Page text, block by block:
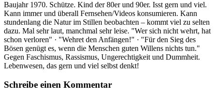
Baujahr 1970. Schütze. Kind der 80er und 90er. Isst gern und viel.
Kann immer und überall Fernsehen/Videos konsumieren. Kann
stundenlang die Natur im Stillen beobachten – kommt viel zu selten
dazu. Mal sehr laut, manchmal sehr leise. "Wer sich nicht wehrt, hat
schon verloren" · "Wehret den Anfängen!" · "Für den Sieg des
Bösen genügt es, wenn die Menschen guten Willens nichts tun."
Gegen Faschismus, Rassismus, Ungerechtigkeit und Dummheit.
Lebenwesen, das gern und viel selbst denkt!
Schreibe einen Kommentar